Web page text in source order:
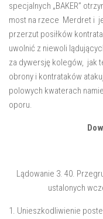
specjalnych „BAKER”
most na rzece Merdret i
przerzut posiłków
uwolnić z niewoli
za dywersję kolegów, jak
obrony i kontrataków
polowych kwaterach
oporu.
Lądowanie 3. 40.
ustalonych
1. Unieszkodliwienie